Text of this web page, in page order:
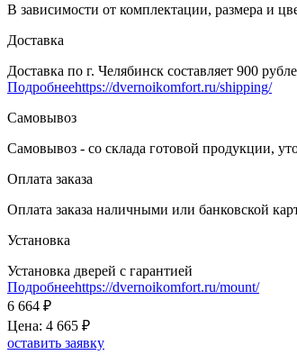
В зависимости от комплектации, размера и
Доставка
Доставка по г. Челябинск составляет 900
Подробнееhttps://dvernoikomfort.ru/shipping/
Самовывоз
Самовывоз - со склада готовой продукции,
Оплата заказа
Оплата заказа наличными или банковской
Установка
Установка дверей с гарантией
Подробнееhttps://dvernoikomfort.ru/mount/
6 664 ₽
Цена: 4 665 ₽
оставить заявку